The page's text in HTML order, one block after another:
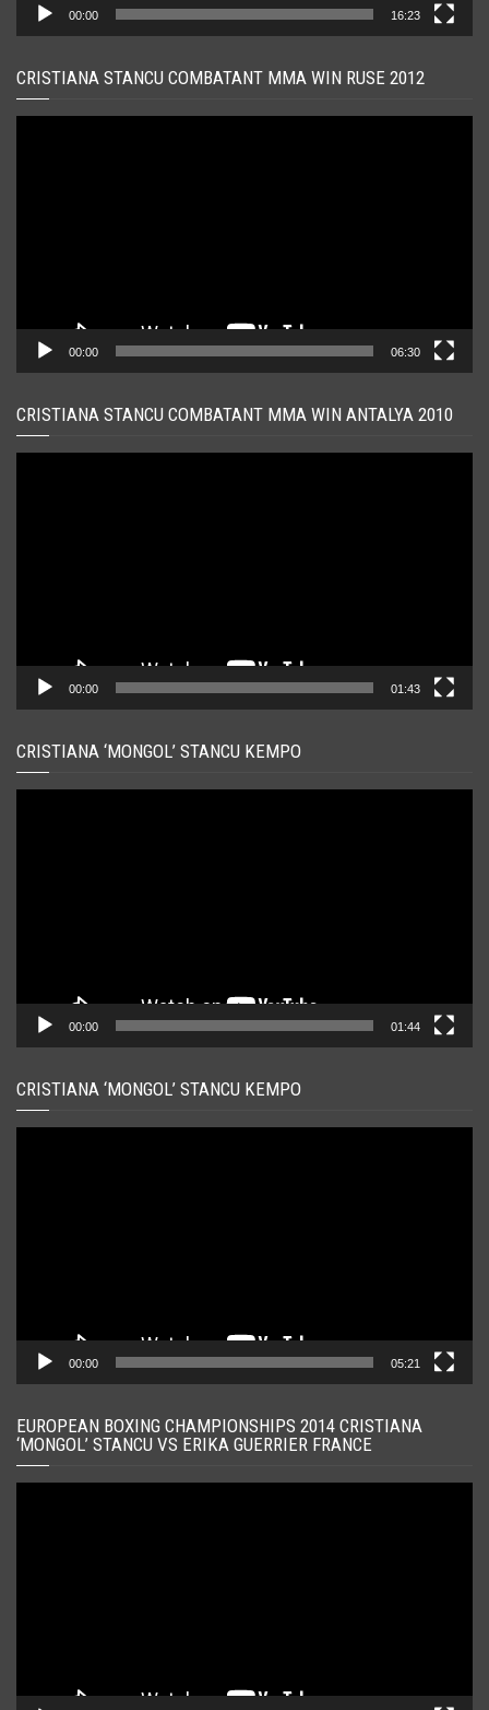
00:00 16:23
CRISTIANA STANCU COMBATANT MMA WIN RUSE 2012
00:00 06:30
CRISTIANA STANCU COMBATANT MMA WIN ANTALYA 2010
00:00 01:43
CRISTIANA ‘MONGOL’ STANCU KEMPO
00:00 01:44
CRISTIANA ‘MONGOL’ STANCU KEMPO
00:00 05:21
EUROPEAN BOXING CHAMPIONSHIPS 2014 CRISTIANA
‘MONGOL’ STANCU VS ERIKA GUERRIER FRANCE